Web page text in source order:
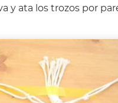
y ata los trozos por